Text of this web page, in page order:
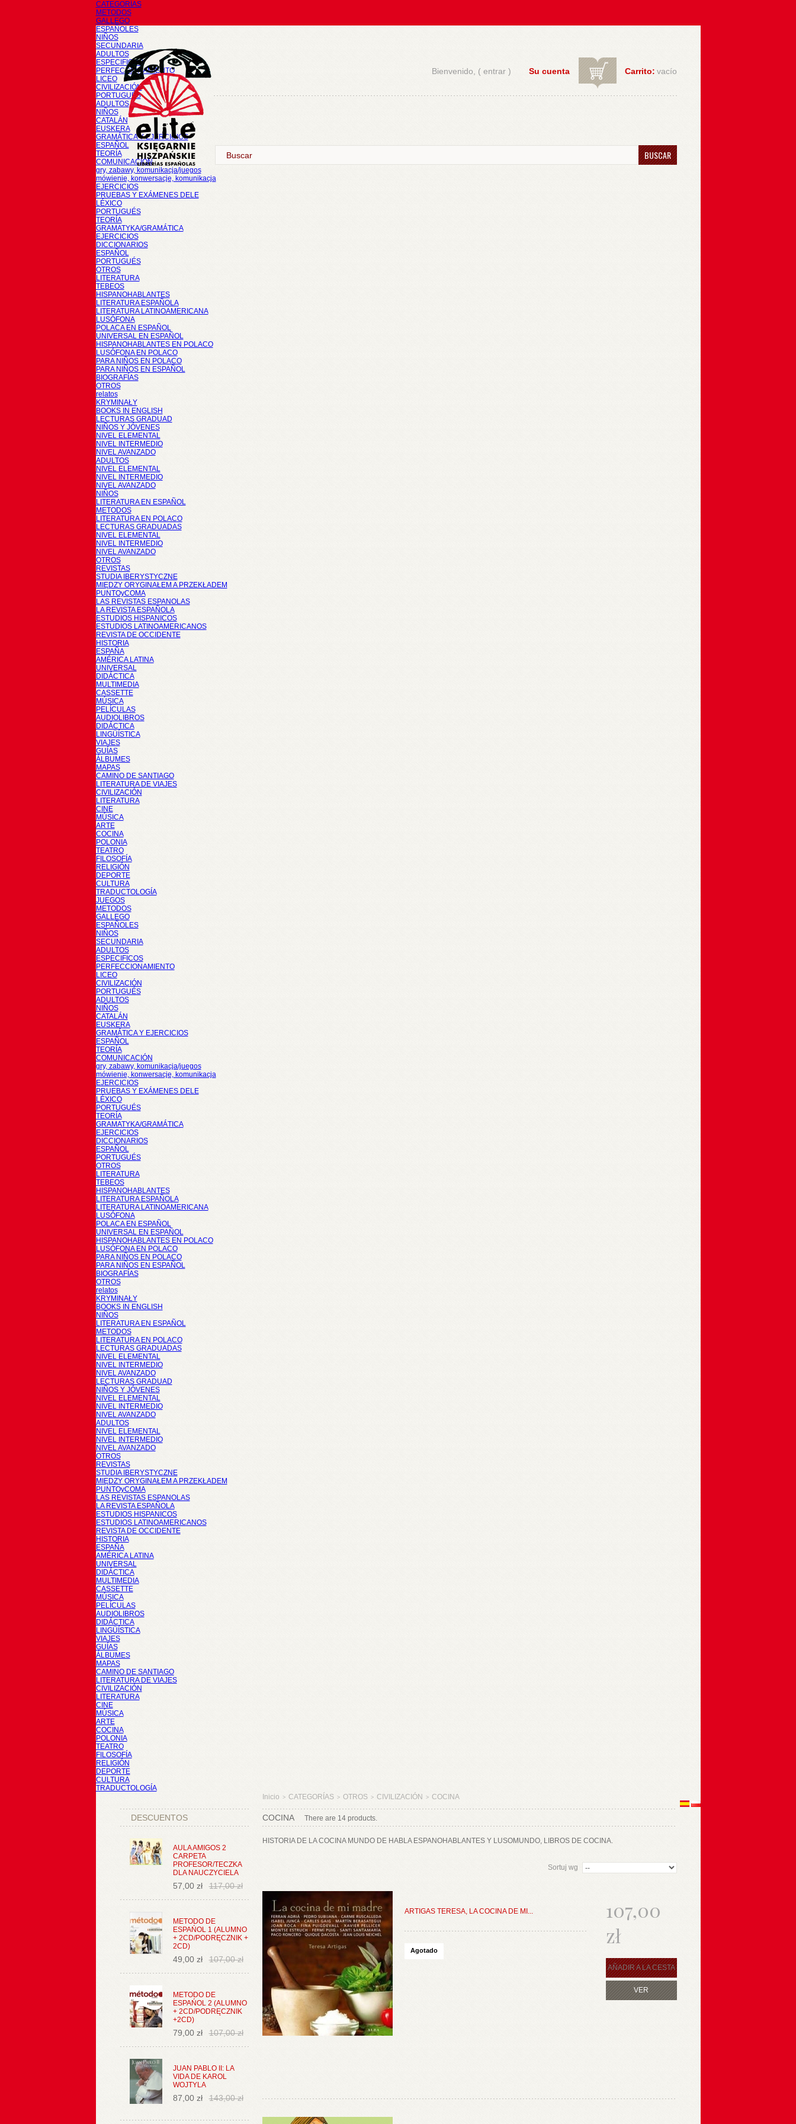
CATEGORÍAS
METODOS
GALLEGO
ESPAÑOLES
NIÑOS
SECUNDARIA
ADULTOS
ESPECIFICOS
PERFECCIONAMIENTO
LICEO
CIVILIZACIÓN
PORTUGUÉS
ADULTOS
NIÑOS
CATALÁN
EUSKERA
GRAMÁTICA Y EJERCICIOS
ESPAÑOL
TEORÍA
COMUNICACIÓN
gry, zabawy, komunikacja/juegos
mówienie, konwersacje, komunikacja
EJERCICIOS
PRUEBAS Y EXÁMENES DELE
LÉXICO
PORTUGUÉS
TEORÍA
GRAMATYKA/GRAMÁTICA
EJERCICIOS
DICCIONARIOS
ESPAÑOL
PORTUGUÉS
OTROS
LITERATURA
TEBEOS
HISPANOHABLANTES
LITERATURA ESPAÑOLA
LITERATURA LATINOAMERICANA
LUSÓFONA
POLACA EN ESPAÑOL
UNIVERSAL EN ESPAÑOL
HISPANOHABLANTES EN POLACO
LUSÓFONA EN POLACO
PARA NIÑOS EN POLACO
PARA NIÑOS EN ESPAÑOL
BIOGRAFÍAS
OTROS
relatos
KRYMINAŁY
BOOKS IN ENGLISH
LECTURAS GRADUAD
NIÑOS Y JÓVENES
NIVEL ELEMENTAL
NIVEL INTERMEDIO
NIVEL AVANZADO
ADULTOS
NIVEL ELEMENTAL
NIVEL INTERMEDIO
NIVEL AVANZADO
NIÑOS
LITERATURA EN ESPAÑOL
METODOS
LITERATURA EN POLACO
LECTURAS GRADUADAS
NIVEL ELEMENTAL
NIVEL INTERMEDIO
NIVEL AVANZADO
OTROS
REVISTAS
STUDIA IBERYSTYCZNE
MIĘDZY ORYGINAŁEM A PRZEKŁADEM
PUNTOyCOMA
LAS REVISTAS ESPANOLAS
LA REVISTA ESPAÑOLA
ESTUDIOS HISPANICOS
ESTUDIOS LATINOAMERICANOS
REVISTA DE OCCIDENTE
HISTORIA
ESPAÑA
AMÉRICA LATINA
UNIVERSAL
DIDÁCTICA
MULTIMEDIA
CASSETTE
MÚSICA
PELÍCULAS
AUDIOLIBROS
DIDÁCTICA
LINGÜÍSTICA
VIAJES
GUÍAS
ÁLBUMES
MAPAS
CAMINO DE SANTIAGO
LITERATURA DE VIAJES
CIVILIZACIÓN
LITERATURA
CINE
MÚSICA
ARTE
COCINA
POLONIA
TEATRO
FILOSOFÍA
RELIGIÓN
DEPORTE
CULTURA
TRADUCTOLOGÍA
JUEGOS
METODOS
GALLEGO
ESPAÑOLES
NIÑOS
SECUNDARIA
ADULTOS
ESPECIFICOS
PERFECCIONAMIENTO
LICEO
CIVILIZACIÓN
PORTUGUÉS
ADULTOS
NIÑOS
CATALÁN
EUSKERA
GRAMÁTICA Y EJERCICIOS
ESPAÑOL
TEORÍA
COMUNICACIÓN
gry, zabawy, komunikacja/juegos
mówienie, konwersacje, komunikacja
EJERCICIOS
PRUEBAS Y EXÁMENES DELE
LÉXICO
PORTUGUÉS
TEORÍA
GRAMATYKA/GRAMÁTICA
EJERCICIOS
DICCIONARIOS
ESPAÑOL
PORTUGUÉS
OTROS
LITERATURA
TEBEOS
HISPANOHABLANTES
LITERATURA ESPAÑOLA
LITERATURA LATINOAMERICANA
LUSÓFONA
POLACA EN ESPAÑOL
UNIVERSAL EN ESPAÑOL
HISPANOHABLANTES EN POLACO
LUSÓFONA EN POLACO
PARA NIÑOS EN POLACO
PARA NIÑOS EN ESPAÑOL
BIOGRAFÍAS
OTROS
relatos
KRYMINAŁY
BOOKS IN ENGLISH
NIÑOS
LITERATURA EN ESPAÑOL
METODOS
LITERATURA EN POLACO
LECTURAS GRADUADAS
NIVEL ELEMENTAL
NIVEL INTERMEDIO
NIVEL AVANZADO
LECTURAS GRADUAD
NIÑOS Y JÓVENES
NIVEL ELEMENTAL
NIVEL INTERMEDIO
NIVEL AVANZADO
ADULTOS
NIVEL ELEMENTAL
NIVEL INTERMEDIO
NIVEL AVANZADO
OTROS
REVISTAS
STUDIA IBERYSTYCZNE
MIĘDZY ORYGINAŁEM A PRZEKŁADEM
PUNTOyCOMA
LAS REVISTAS ESPANOLAS
LA REVISTA ESPAÑOLA
ESTUDIOS HISPANICOS
ESTUDIOS LATINOAMERICANOS
REVISTA DE OCCIDENTE
HISTORIA
ESPAÑA
AMÉRICA LATINA
UNIVERSAL
DIDÁCTICA
MULTIMEDIA
CASSETTE
MÚSICA
PELÍCULAS
AUDIOLIBROS
DIDÁCTICA
LINGÜÍSTICA
VIAJES
GUÍAS
ÁLBUMES
MAPAS
CAMINO DE SANTIAGO
LITERATURA DE VIAJES
CIVILIZACIÓN
LITERATURA
CINE
MÚSICA
ARTE
COCINA
POLONIA
TEATRO
FILOSOFÍA
RELIGIÓN
DEPORTE
CULTURA
TRADUCTOLOGÍA
Carrito: vacío
Su cuenta
Bienvenido, ( entrar)
BUSCAR
DESCUENTOS
AULA AMIGOS 2
CARPETA
PROFESOR/TECZKA
DLA NAUCZYCIELA
57,00 zł 117,00 zł
METODO DE
ESPAŃOL 1 (ALUMNO
+ 2CD/PODRĘCZNIK +
2CD)
49,00 zł 107,00 zł
METODO DE
ESPAŃOL 2 (ALUMNO
+ 2CD/PODRĘCZNIK
+2CD)
79,00 zł 107,00 zł
JUAN PABLO II: LA
VIDA DE KAROL
WOJTYLA
87,00 zł 143,00 zł
Inicio > CATEGORÍAS > OTROS > CIVILIZACIÓN > COCINA
COCINA There are 14 products.
HISTORIA DE LA COCINA MUNDO DE HABLA ESPANOHABLANTES Y LUSOMUNDO, LIBROS DE COCINA.
Sortuj wg
ARTIGAS TERESA, LA COCINA DE MI...
Agotado
107,00
zł
AÑADIR A LA CESTA
VER